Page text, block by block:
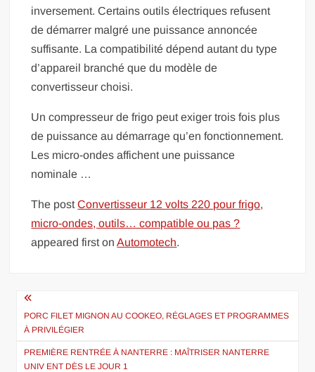
inversement. Certains outils électriques refusent
de démarrer malgré une puissance annoncée
suffisante. La compatibilité dépend autant du type
d’appareil branché que du modèle de
convertisseur choisi.
Un compresseur de frigo peut exiger trois fois plus
de puissance au démarrage qu’en fonctionnement.
Les micro-ondes affichent une puissance
nominale …
The postConvertisseur 12 volts 220 pour frigo,
micro-ondes, outils… compatible ou pas ?
appeared first onAutomotech.
Navigation
de
l’article
PORC FILET MIGNON AU COOKEO, RÉGLAGES ET PROGRAMMES
À PRIVILÉGIER
PREMIÈRE RENTRÉE À NANTERRE : MAÎTRISER NANTERRE
UNIV ENT DÈS LE JOUR 1